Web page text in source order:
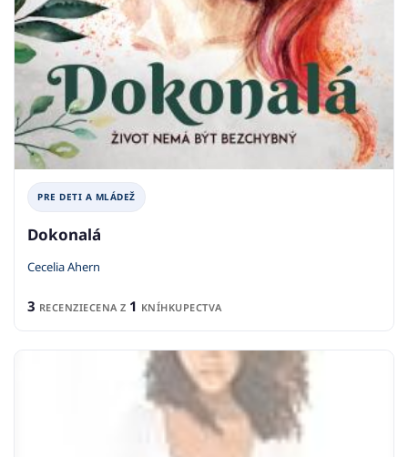
PRE DETI A MLÁDEŽ
Dokonalá
Cecelia Ahern
3 RECENZIECENA Z 1 KNÍHKUPECTVA